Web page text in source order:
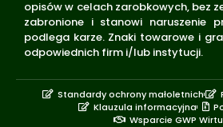
opisów w celach zarobkowych, bez
zabronione i stanowi naruszenie
podlega karze. Znaki towarowe i
odpowiednich firm i/lub instytucji.
Standardy ochrony małoletnich
Klauzula informacyjna
Wsparcie GWP